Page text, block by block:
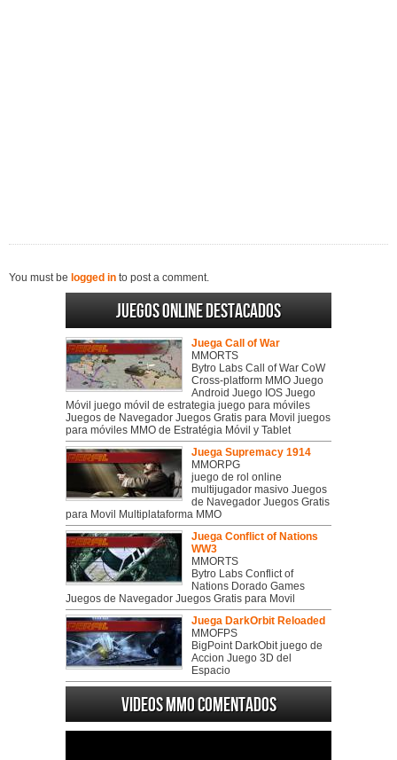
You must be logged in to post a comment.
Juegos online destacados
Juega Call of War
MMORTS
Bytro Labs Call of War CoW
Cross-platform MMO Juego
Android Juego IOS Juego
Móvil juego móvil de estrategia juego para móviles
Juegos de Navegador Juegos Gratis para Movil juegos
para móviles MMO de Estratégia Móvil y Tablet
Juega Supremacy 1914
MMORPG
juego de rol online
multijugador masivo Juegos
de Navegador Juegos Gratis
para Movil Multiplataforma MMO
Juega Conflict of Nations
WW3
MMORTS
Bytro Labs Conflict of
Nations Dorado Games
Juegos de Navegador Juegos Gratis para Movil
Juega DarkOrbit Reloaded
MMOFPS
BigPoint DarkObit juego de
Accion Juego 3D del
Espacio
Videos MMO Comentados